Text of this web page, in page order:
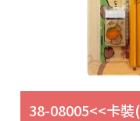
38-08005<<卡